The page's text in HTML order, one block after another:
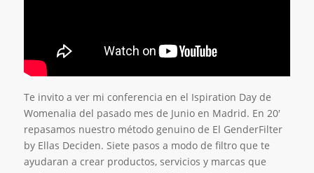
Te invito a ver mi conferencia en el Ispiration Day de
Womenalia del pasado mes de Junio en Madrid. En 20′
repasamos nuestro método genuino de El GenderFilter
by Ellas Deciden. Siete pasos a modo de filtro que te
ayudaran a crear productos, servicios y marcas que